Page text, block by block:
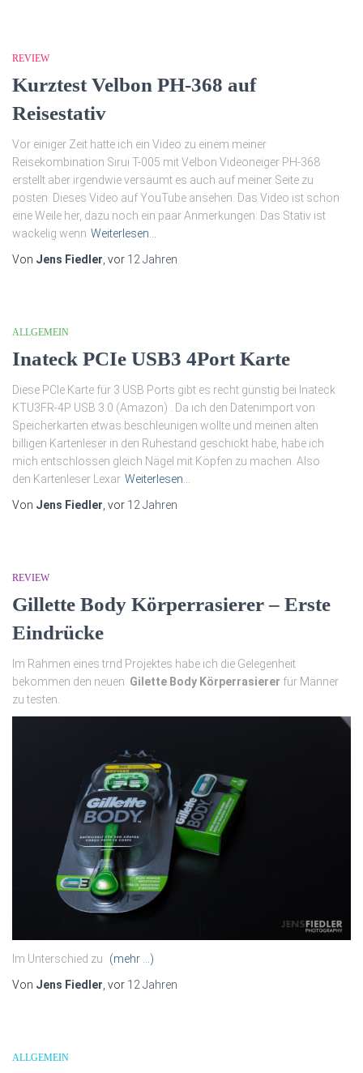
REVIEW
Kurztest Velbon PH-368 auf
Reisestativ
Vor einiger Zeit hatte ich ein Video zu einem meiner
Reisekombination Sirui T-005 mit Velbon Videoneiger PH-368
erstellt aber irgendwie versäumt es auch auf meiner Seite zu
posten. Dieses Video auf YouTube ansehen. Das Video ist schon
eine Weile her, dazu noch ein paar Anmerkungen: Das Stativ ist
wackelig wenn Weiterlesen…
Von Jens Fiedler , vor 12 Jahren
ALLGEMEIN
Inateck PCIe USB3 4Port Karte
Diese PCIe Karte für 3 USB Ports gibt es recht günstig bei Inateck
KTU3FR-4P USB 3.0 (Amazon) . Da ich den Datenimport von
Speicherkarten etwas beschleunigen wollte und meinen alten
billigen Kartenleser in den Ruhestand geschickt habe, habe ich
mich entschlossen gleich Nägel mit Köpfen zu machen. Also
den Kartenleser Lexar Weiterlesen…
Von Jens Fiedler , vor 12 Jahren
REVIEW
Gillette Body Körperrasierer – Erste
Eindrücke
Im Rahmen eines trnd Projektes habe ich die Gelegenheit
bekommen den neuen Gilette Body Körperrasierer für Männer
zu testen.
Im Unterschied zu
(mehr …)
Von Jens Fiedler, vor 12 Jahren
ALLGEMEIN